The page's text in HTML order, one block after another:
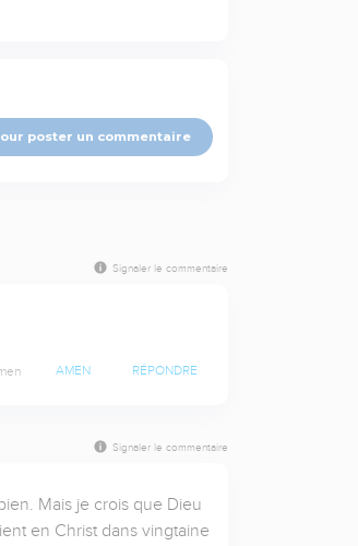
poster un commentaire
Signaler le commentaire
AMEN RÉPONDRE
Signaler le commentaire
Mais je crois que Dieu
en Christ dans vingtaine